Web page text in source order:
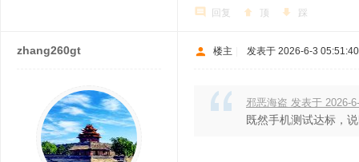
回复 顶 踩
zhang260gt 楼主 发表于 2026-6-3 05:51:40
邪恶海盗 发表于 2026-
既然手机测试达标，